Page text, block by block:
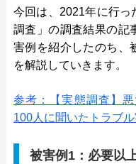
今回は、2021年に行っ
調査」の調査結果の記
害例を紹介したのち、
を解説していきます。
参考：【実態調査】
100人に聞いたトラブ
被害例1：必要以